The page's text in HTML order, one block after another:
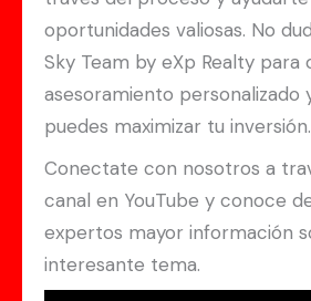
oportunidades valiosas. No
Sky Team by eXp Realty para
asesoramiento personalizado
puedes maximizar tu inversión.
Conectate con nosotros a
canal en YouTube y conoce
expertos mayor información
interesante tema.